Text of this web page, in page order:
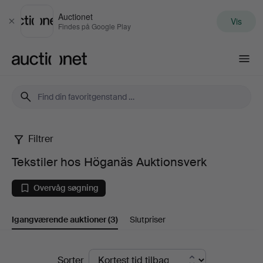
Luk
Auctionet
Findes på Google Play Vis
Tekstiler
hos
Höganäs
Auktionsverk
Filtrer
Tekstiler hos Höganäs Auktionsverk
Overvåg søgning
Igangværende auktioner(3) Slutpriser
Igangværende
Sorter